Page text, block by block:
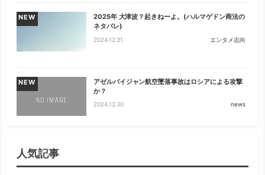
NEW
2025年 大津波？起きねーよ。(ハルマゲドン商法の
ネタバレ)
2024.12.31 エンタメ志向
NEW
アゼルバイジャン航空墜落事故はロシアによる攻撃
か？
2024.12.30 news
人気記事